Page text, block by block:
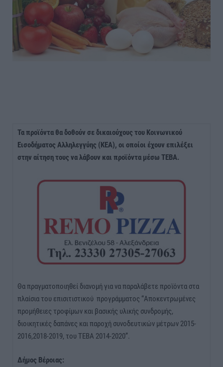
Τα προϊόντα θα δοθούν σε δικαιούχους του Κοινωνικού
Εισοδήματος Αλληλεγγύης (ΚΕΑ), οι οποίοι έχουν επιλέξει
στην αίτηση τους να λάβουν και προϊόντα μέσω ΤΕΒΑ.
Θα πραγματοποιηθεί διανομή για να παραλάβετε προϊόντα στα
πλαίσια του επισιτιστικού προγράμματος “Αποκεντρωμένες
προμήθειες τροφίμων και βασικής υλικής συνδρομής,
διοικητικές δαπάνες και παροχή συνοδευτικών μέτρων 2015-
2016,2018-2019, του ΤΕΒΑ 2014-2020”.
Δήμος Βέροιας: